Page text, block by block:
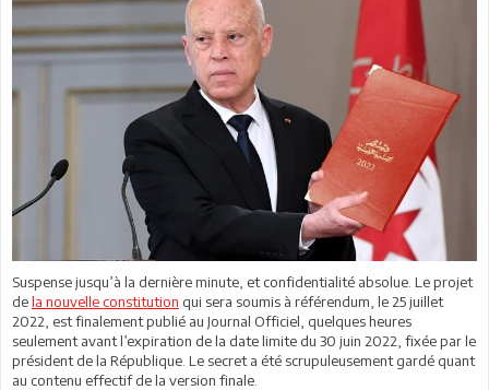
Suspense jusqu’à la dernière minute, et confidentialité absolue. Le projet
dela nouvelle constitution qui sera soumis à référendum, le 25 juillet
2022, est finalement publié au Journal Officiel, quelques heures
seulement avant l’expiration de la date limite du 30 juin 2022, fixée par le
président de la République. Le secret a été scrupuleusement gardé quant
au contenu effectif de la version finale.